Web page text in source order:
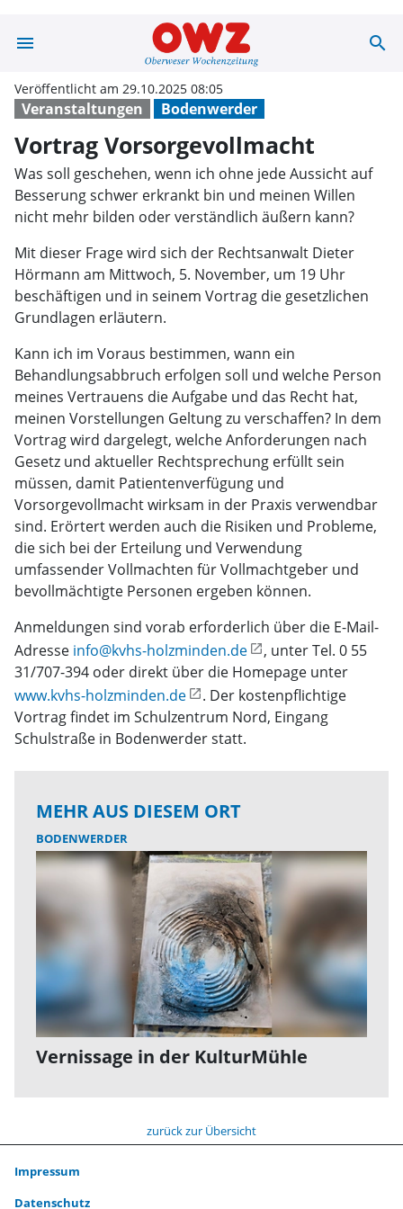
menu Vortrag search
Veranstaltungen Bodenwerder
Veröffentlicht am 29.10.2025 08:05
Vortrag Vorsorgevollmacht
Was soll geschehen, wenn ich ohne jede Aussicht auf
Besserung schwer erkrankt bin und meinen Willen
nicht mehr bilden oder verständlich äußern kann?
Mit dieser Frage wird sich der Rechtsanwalt Dieter
Hörmann am Mittwoch, 5. November, um 19 Uhr
beschäftigen und in seinem Vortrag die gesetzlichen
Grundlagen erläutern.
Kann ich im Voraus bestimmen, wann ein
Behandlungsabbruch erfolgen soll und welche Person
meines Vertrauens die Aufgabe und das Recht hat,
meinen Vorstellungen Geltung zu verschaffen? In dem
Vortrag wird dargelegt, welche Anforderungen nach
Gesetz und aktueller Rechtsprechung erfüllt sein
müssen, damit Patientenverfügung und
Vorsorgevollmacht wirksam in der Praxis verwendbar
sind. Erörtert werden auch die Risiken und Probleme,
die sich bei der Erteilung und Verwendung
umfassender Vollmachten für Vollmachtgeber und
bevollmächtigte Personen ergeben können.
Anmeldungen sind vorab erforderlich über die E-Mail-
Adresse info@kvhs-holzminden.de
, unter Tel. 0 55
31/707-394 oder direkt über die Homepage unter
www.kvhs-holzminden.de
. Der kostenpflichtige
Vortrag findet im Schulzentrum Nord, Eingang
Schulstraße in Bodenwerder statt.
MEHR AUS DIESEM ORT
BODENWERDER
Vernissage in der KulturMühle
zurück zur Übersicht
Impressum
Datenschutz